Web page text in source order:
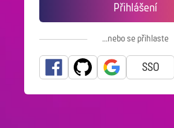
...nebo se přihlaste
SSO